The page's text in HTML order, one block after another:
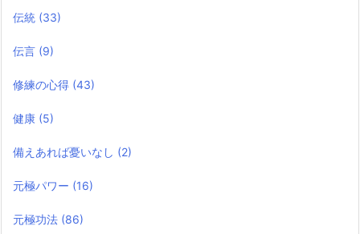
伝統 (33)
伝言 (9)
修練の心得 (43)
健康 (5)
備えあれば憂いなし (2)
元極パワー (16)
元極功法 (86)